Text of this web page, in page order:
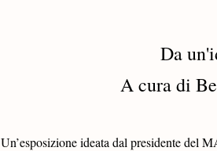
Da
A cura di
Un’esposizione ideata dal presidente del